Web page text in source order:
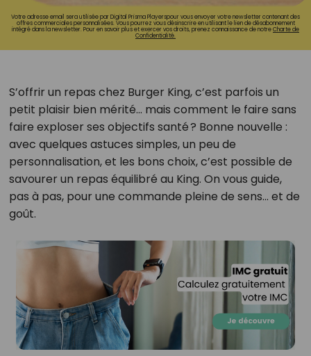
Votre adresse email sera utilisée par Digital Prisma Playerspour vous envoyer votre newsletter contenant des
offres commerciales personnalisées. Vous pourrez vous désinscrire en utilisant le lien de désabonnement
intégré dans la newsletter. Pour en savoir plus et exercer vos droits, prenez connaissance de notreCharte de
Confidentialité.
S’offrir un repas chez Burger King, c’est parfois un
petit plaisir bien mérité… mais comment le faire sans
faire exploser ses objectifs santé ? Bonne nouvelle :
avec quelques astuces simples, un peu de
personnalisation, et les bons choix, c’est possible de
savourer un repas équilibré au King. On vous guide,
pas à pas, pour une commande pleine de sens… et de
goût.